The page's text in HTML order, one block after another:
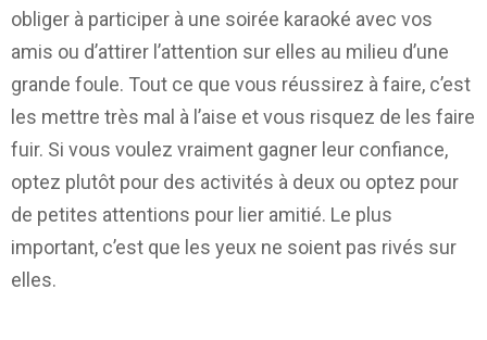
obliger à participer à une soirée karaoké avec vos
amis ou d’attirer l’attention sur elles au milieu d’une
grande foule. Tout ce que vous réussirez à faire, c’est
les mettre très mal à l’aise et vous risquez de les faire
fuir. Si vous voulez vraiment gagner leur confiance,
optez plutôt pour des activités à deux ou optez pour
de petites attentions pour lier amitié. Le plus
important, c’est que les yeux ne soient pas rivés sur
elles.